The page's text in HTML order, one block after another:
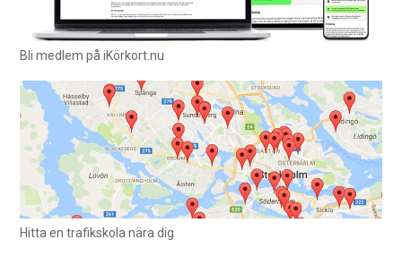
Bli medlem på iKörkort.nu
Hitta en trafikskola nära dig